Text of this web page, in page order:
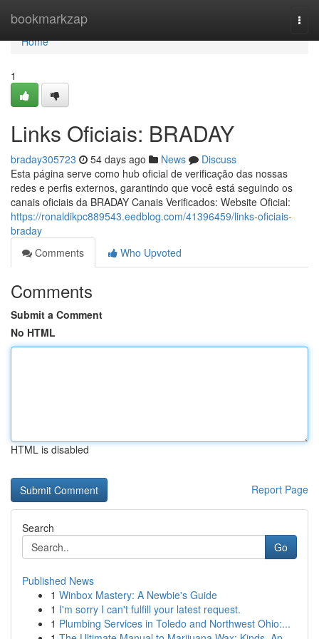
bookmarkzap
Home
Home
1
Links Oficiais: BRADAY
braday305723 54 days ago News
Discuss
Esta página serve como hub oficial de verificação das nossas
redes e perfis externos, garantindo que você está seguindo os
canais oficiais da BRADAY Canais Verificados: Website Oficial:
https://ronaldikpc889543.eedblog.com/41396459/links-oficiais-
braday
Comments
Who Upvoted
Comments
Submit a Comment
No HTML
HTML is disabled
Report Page
Search
Go
Published News
1 Winbox Mastery: A Newbie's Guide
1 I'm sorry I can't fulfill your latest request.
1 Plumbing Services in Toledo and Northwest Ohio:...